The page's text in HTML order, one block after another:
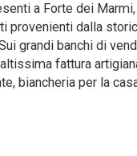
a Forte dei
provenienti dalla
grandi banchi di
fattura
biancheria per la